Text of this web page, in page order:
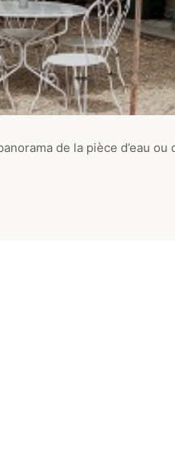
de la pièce d’eau ou